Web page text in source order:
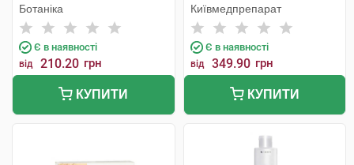
Ботаніка
Є в наявності
від 210.20 грн
КУПИТИ
Київмедпрепарат
Є в наявності
від 349.90 грн
КУПИТИ